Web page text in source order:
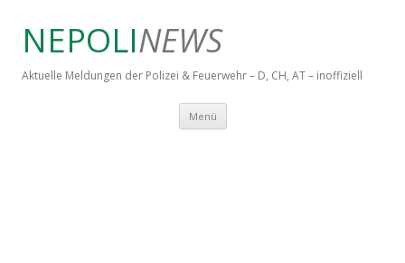
NEPOLINEWS
Aktuelle Meldungen der Polizei & Feuerwehr – D, CH, AT – inoffiziell
Menü Springe zum Inhalt